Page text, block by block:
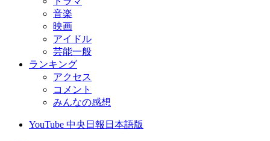
音楽
映画
アイドル
芸能一般
ランキング
アクセス
コメント
みんなの感想
YouTube 中央日報日本語版